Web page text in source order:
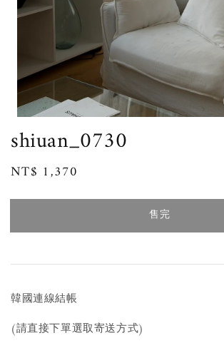
shiuan_0730
Regular
NT$ 1,370
售完
韓國連線結帳
(請直接下單選取寄送方式)